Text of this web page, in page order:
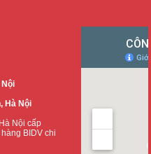
Hà Nội
Nội cấp
BIDV chi